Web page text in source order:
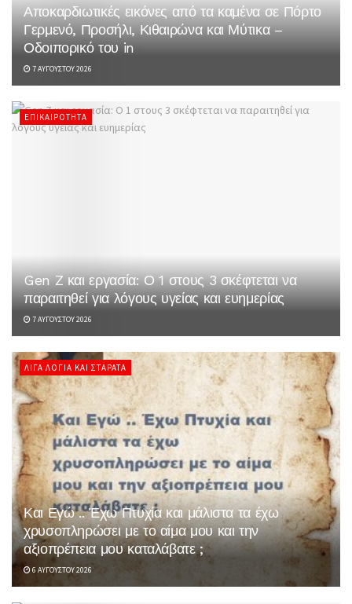
Αποκαρδιωτικές εικόνες από τα καμένα σε Πόρτο
Γερμενό, Προσήλι, Κιθαιρώνα και Μύτικα –
Οδοιπορικό του in
7 ΑΥΓΟΎΣΤΟΥ 2026
ΕΠΙΚΑΙΡΌΤΗΤΑ
Gen Z και εργασία: Ο 1 στους 3 σκέφτεται να
παραιτηθεί για λόγους υγείας και ευημερίας
7 ΑΥΓΟΎΣΤΟΥ 2026
ΛΊΓΑ ΛΌΓΙΑ ΚΑΙ ΣΤΑΡΆΤΑ
Και Εγώ .. Έχω Πτυχία και μάλιστα τα έχω
χρυσοπληρώσει με το αίμα μου και την
αξιοπρέπεια μου καταλάβατε ;
6 ΑΥΓΟΎΣΤΟΥ 2026